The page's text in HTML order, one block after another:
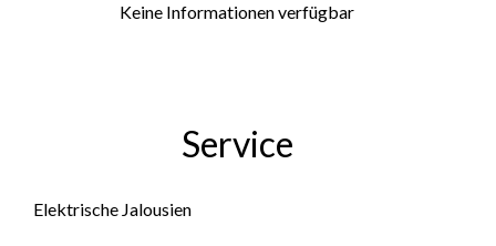
Keine Informationen verfügbar
Service
Elektrische Jalousien